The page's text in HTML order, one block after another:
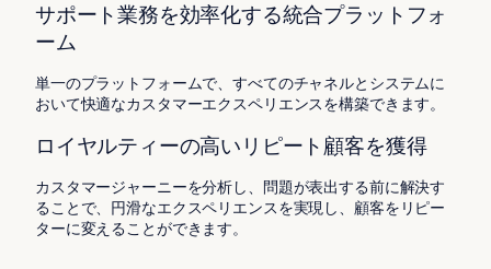
サポート業務を効率化する統合プラットフォ
ーム
単一のプラットフォームで、すべてのチャネルとシステムに
おいて快適なカスタマーエクスペリエンスを構築できます。
ロイヤルティーの高いリピート顧客を獲得
カスタマージャーニーを分析し、問題が表出する前に解決す
ることで、円滑なエクスペリエンスを実現し、顧客をリピー
ターに変えることができます。